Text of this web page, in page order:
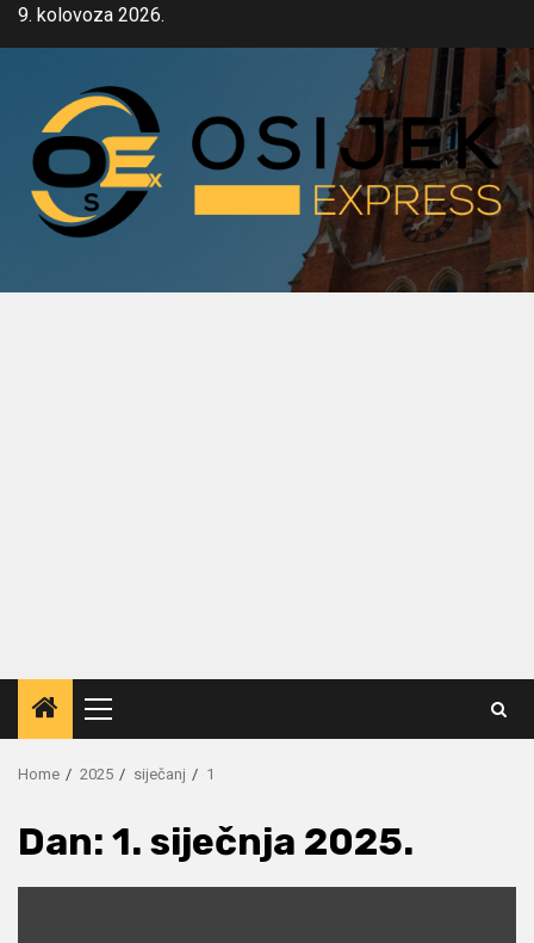
Skip9. kolovoza 2026.
Primary
Menu
Home 2025 siječanj 1
Dan: 1. siječnja 2025.